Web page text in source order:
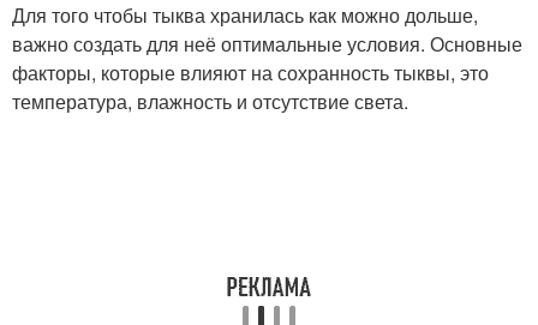
Для того чтобы тыква хранилась как можно дольше,
важно создать для неё оптимальные условия. Основные
факторы, которые влияют на сохранность тыквы, это
температура, влажность и отсутствие света.